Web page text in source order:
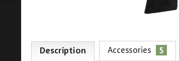
Description Accessories 5